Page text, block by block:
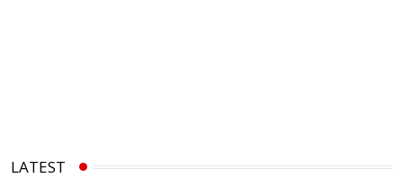
LATEST